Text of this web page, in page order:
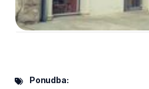
Ponudba: